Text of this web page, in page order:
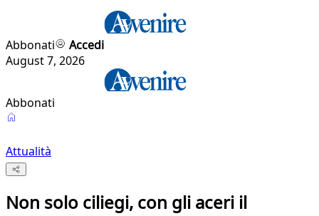
Abbonati
Accedi
August 7, 2026
Abbonati
Attualità
Non solo ciliegi, con gli aceri il